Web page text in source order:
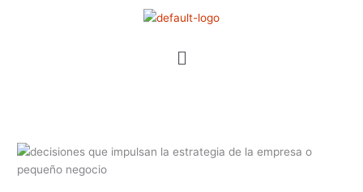
Menú